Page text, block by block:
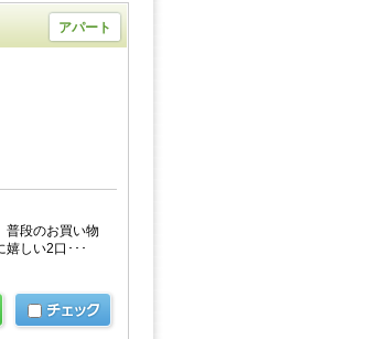
アパート
普段のお買い物
嬉しい2口･･･